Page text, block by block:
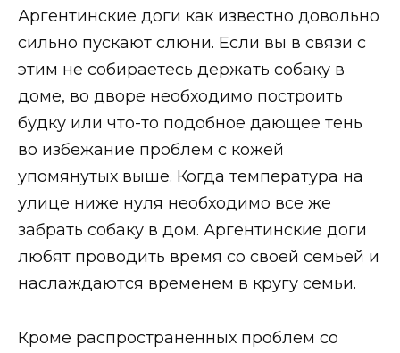
Аргентинские доги как известно довольно
сильно пускают слюни. Если вы в связи с
этим не собираетесь держать собаку в
доме, во дворе необходимо построить
будку или что-то подобное дающее тень
во избежание проблем с кожей
упомянутых выше. Когда температура на
улице ниже нуля необходимо все же
забрать собаку в дом. Аргентинские доги
любят проводить время со своей семьей и
наслаждаются временем в кругу семьи.
Кроме распространенных проблем со